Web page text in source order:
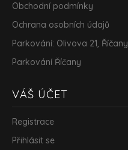
Obchodní podmínky
Ochrana osobních údajů
Parkování: Olivova 21, Říčany
Parkování Říčany
VÁŠ ÚČET
Registrace
Přihlásit se